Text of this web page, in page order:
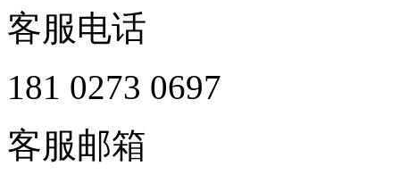
客服电话
181 0273 0697
客服邮箱